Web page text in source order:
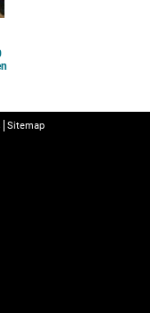
Sitemap